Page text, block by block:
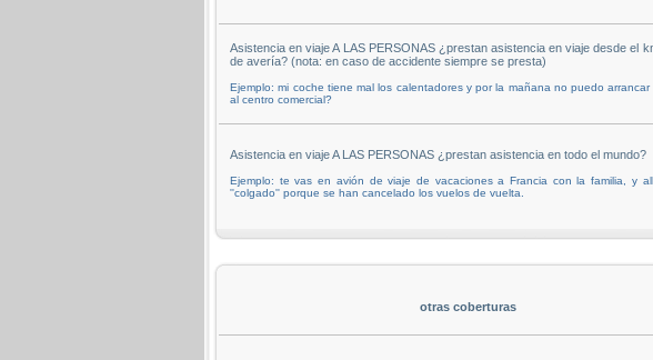
Asistencia en viaje A LAS PERSONAS ¿prestan asistencia en viaje desde el
de avería? (nota: en caso de accidente siempre se presta)
Ejemplo: mi coche tiene mal los calentadores y por la mañana no puedo arrancar
al centro comercial?
Asistencia en viaje A LAS PERSONAS ¿prestan asistencia en todo el mundo?
Ejemplo: te vas en avión de viaje de vacaciones a Francia con la familia, y
''colgado'' porque se han cancelado los vuelos de vuelta.
otras coberturas